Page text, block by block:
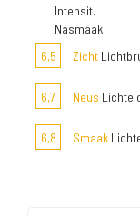
Intensit.
Nasmaak
6,5
Zicht
6,7 Neus Lichte
6,8 Smaak